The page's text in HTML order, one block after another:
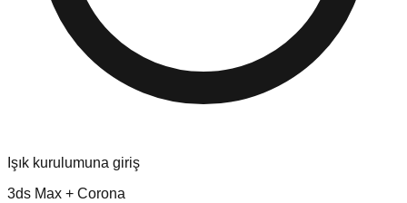
Işık kurulumuna giriş
3ds Max + Corona